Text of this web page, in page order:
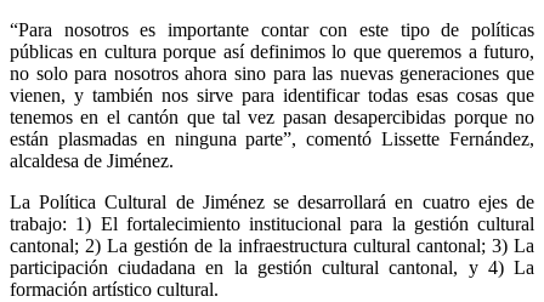
“Para nosotros es importante contar con este tipo de políticas
públicas en cultura porque así definimos lo que queremos a futuro,
no solo para nosotros ahora sino para las nuevas generaciones que
vienen, y también nos sirve para identificar todas esas cosas que
tenemos en el cantón que tal vez pasan desapercibidas porque no
están plasmadas en ninguna parte”, comentó Lissette Fernández,
alcaldesa de Jiménez.
La Política Cultural de Jiménez se desarrollará en cuatro ejes de
trabajo: 1) El fortalecimiento institucional para la gestión cultural
cantonal; 2) La gestión de la infraestructura cultural cantonal; 3) La
participación ciudadana en la gestión cultural cantonal, y 4) La
formación artístico cultural.